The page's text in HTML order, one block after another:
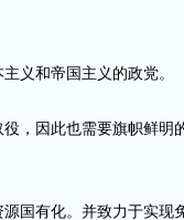
义和帝国主义的政党。
，因此也需要旗帜鲜
国有化。并致力于实现